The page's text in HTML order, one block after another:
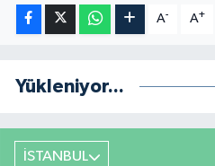
A- A+
Yükleniyor...
İSTANBUL